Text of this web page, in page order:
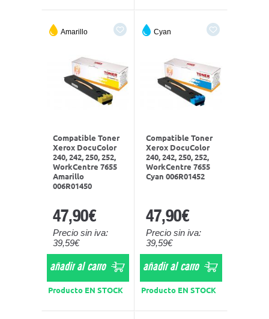
Producto EN STOCK
Amarillo
Compatible Toner
Xerox DocuColor
240, 242, 250, 252,
WorkCentre 7655
Amarillo
006R01450
47,90€
Precio sin iva:
39,59€
añadir al carro
Producto EN STOCK
Cyan
Compatible Toner
Xerox DocuColor
240, 242, 250, 252,
WorkCentre 7655
Cyan 006R01452
47,90€
Precio sin iva:
39,59€
añadir al carro